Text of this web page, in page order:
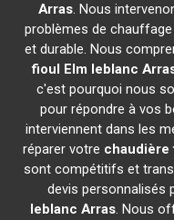
Arras. Nous
problèmes de
et durable. Nous
fioul Elm leblanc
c'est pourquoi nous
pour répondre à vos
interviennent dans les
réparer votre chaudière
sont compétitifs et
devis personnalisés
leblanc Arras. Nous